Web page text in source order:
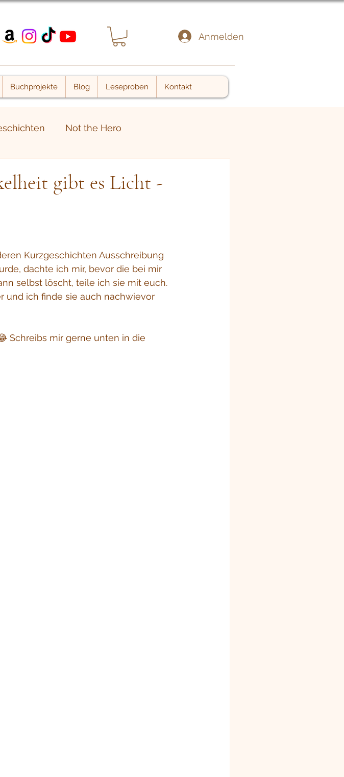
Anmelden
Buchprojekte Blog Leseproben Kontakt
Not the Hero
gibt es Licht -
Kurzgeschichten Ausschreibung
dachte ich mir, bevor die bei mir
selbst löscht, teile ich sie mit euch.
und ich finde sie auch nachwievor
Schreibs mir gerne unten in die